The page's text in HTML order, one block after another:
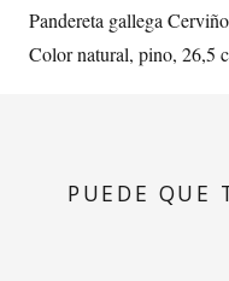
sonaja
doble
Pandereta gallega
Color natural, pino, 26,5
PUEDE QUE